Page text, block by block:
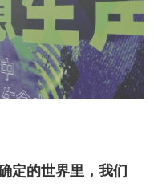
定的世界里，我们